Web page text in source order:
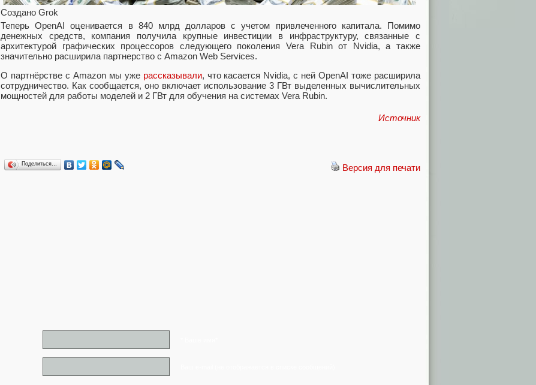
Создано Grok
Теперь OpenAI оценивается в 840 млрд долларов с учетом привлеченного капитала. Помимо
денежных средств, компания получила крупные инвестиции в инфраструктуру, связанные с
архитектурой графических процессоров следующего поколения Vera Rubin от Nvidia, а также
значительно расширила партнерство с Amazon Web Services.
О партнёрстве с Amazon мы уже рассказывали, что касается Nvidia, с ней OpenAI тоже расширила
сотрудничество. Как сообщается, оно включает использование 3 ГВт выделенных вычислительных
мощностей для работы моделей и 2 ГВт для обучения на системах Vera Rubin.
Источник
Версия для печати
Поделиться…